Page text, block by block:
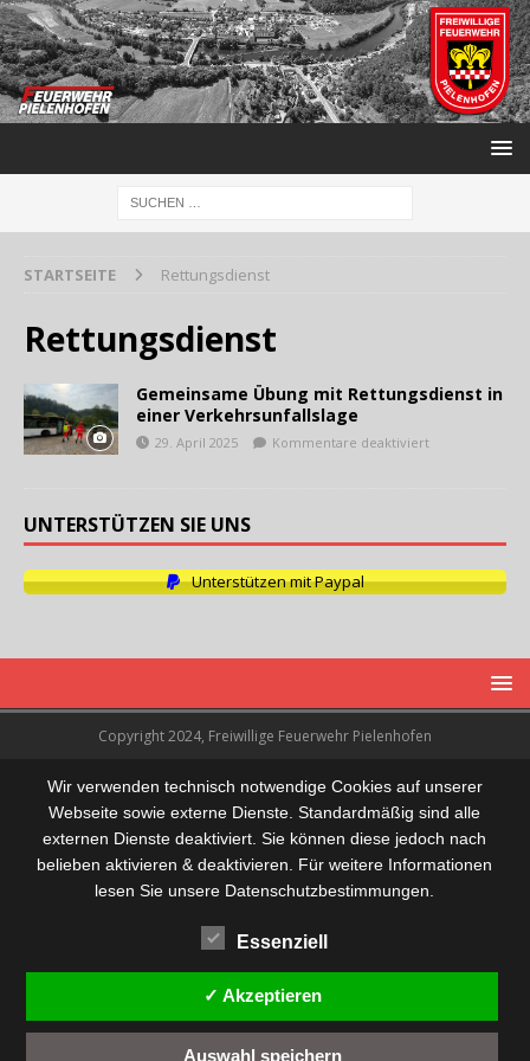
STARTSEITE Rettungsdienst
Rettungsdienst
Gemeinsame Übung mit Rettungsdienst in
einer Verkehrsunfallslage
29. April 2025 Kommentare deaktiviert
UNTERSTÜTZEN SIE UNS
Unterstützen mit Paypal
Copyright 2024, Freiwillige Feuerwehr Pielenhofen
Wir verwenden technisch notwendige Cookies auf unserer
Webseite sowie externe Dienste. Standardmäßig sind alle
externen Dienste deaktiviert. Sie können diese jedoch nach
belieben aktivieren & deaktivieren. Für weitere Informationen
lesen Sie unsere Datenschutzbestimmungen.
Essenziell
✓ Akzeptieren
Auswahl speichern